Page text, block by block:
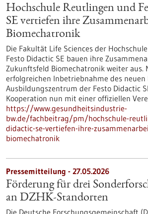
Hochschule Reutlingen und
SE vertiefen ihre
Biomechatronik
Die Fakultät Life Sciences der
Festo Didactic SE bauen ihre
Zukunftsfeld Biomechatronik weiter aus.
erfolgreichen Inbetriebnahme des neuen
Ausbildungszentrum der Festo Didactic
Kooperation nun mit einer offiziellen
https://www.gesundheitsindustrie-
bw.de/fachbeitrag/pm/hochschule-
didactic-se-vertiefen-ihre-
biomechatronik
Pressemitteilung - 27.05.2026
Förderung für drei
an DZHK-Standorten
Die Deutsche Forschungsgemeinschaft